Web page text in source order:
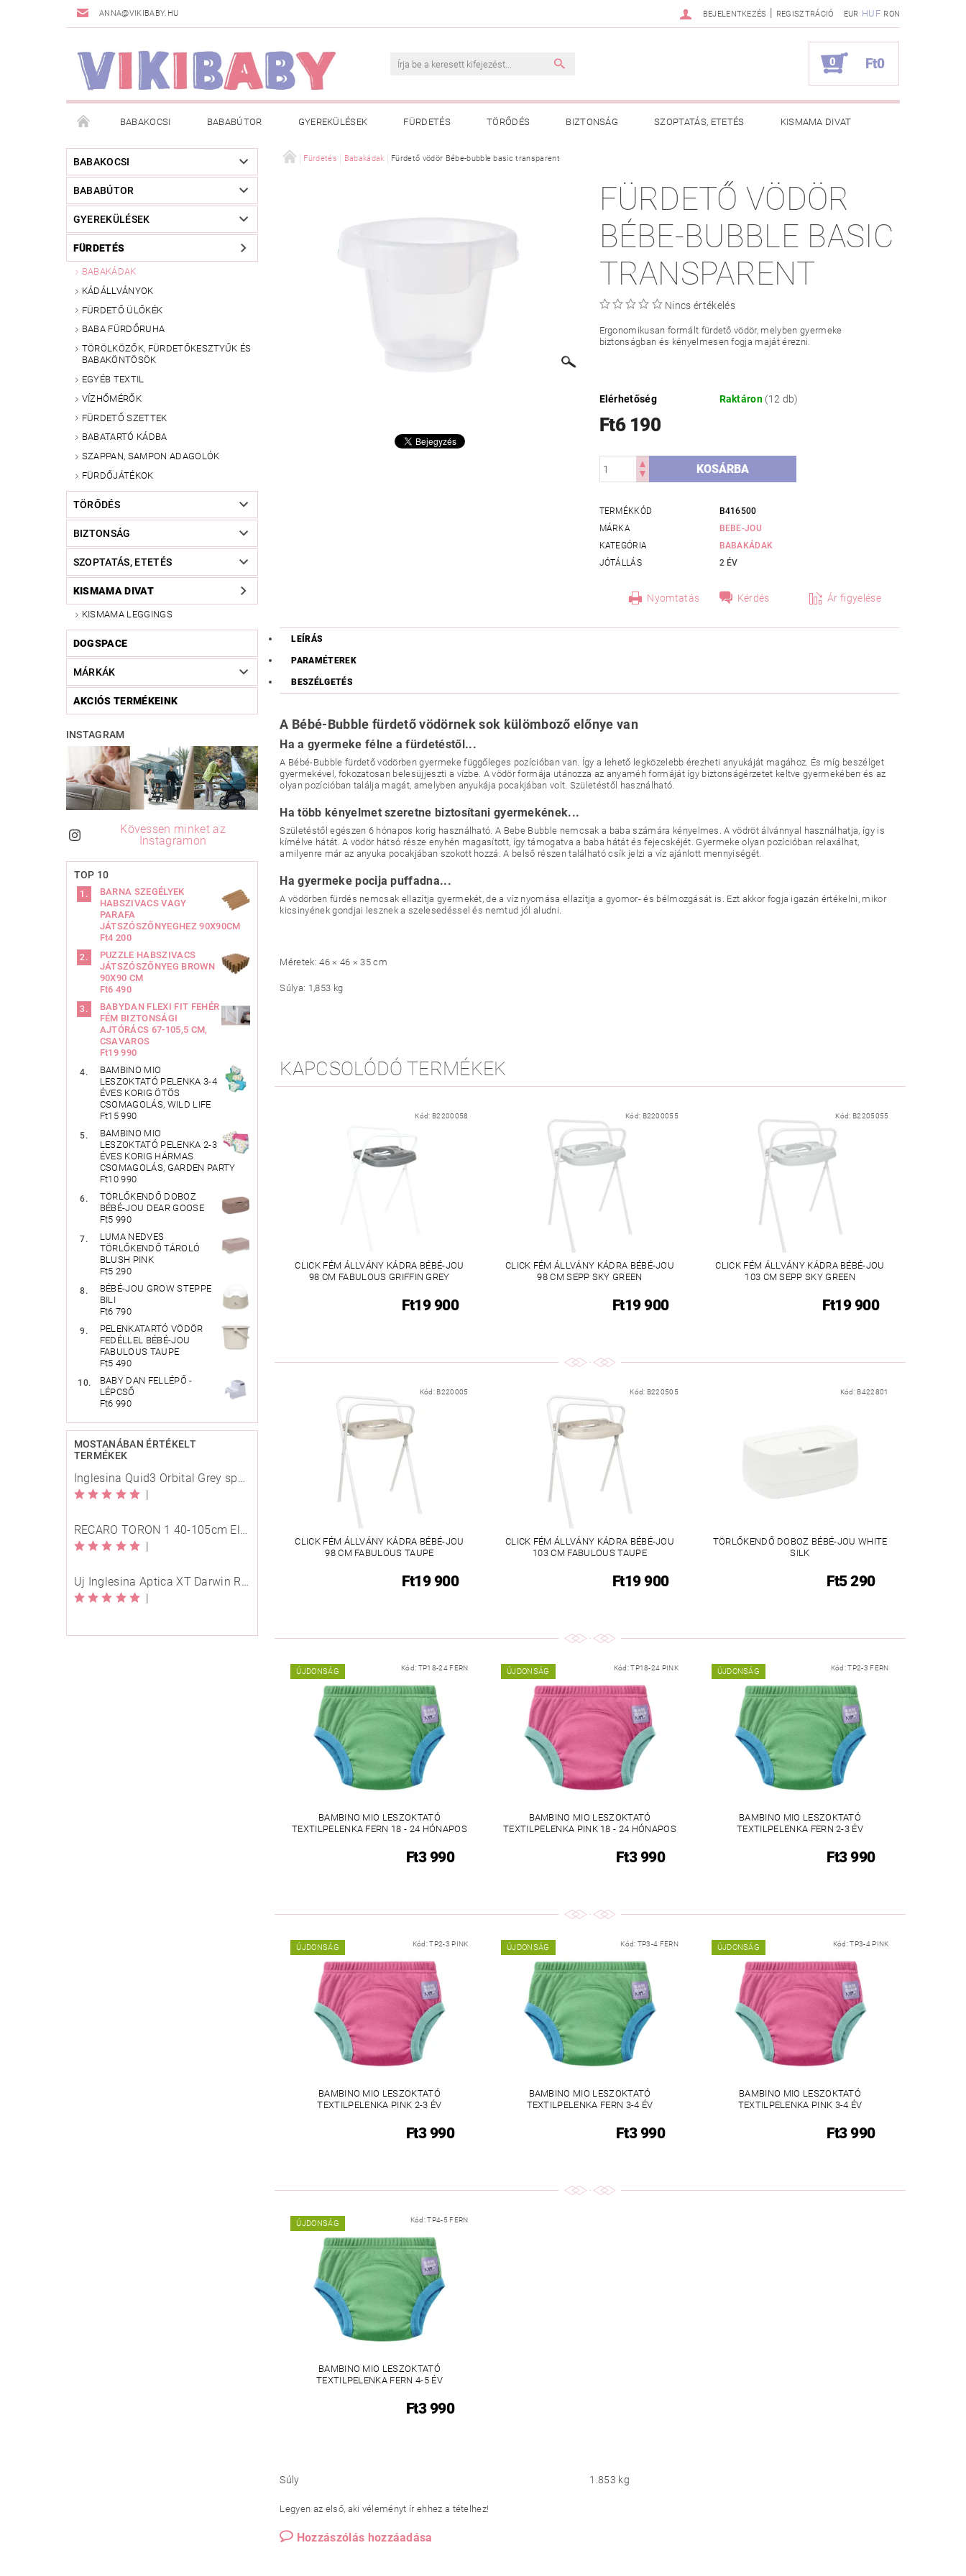
ANNA@VIKIBABY.HU EUR HUF RON
BEJELENTKEZÉS | REGISZTRÁCIÓ
0 Ft0
BABAKOCSI BABABÚTOR GYEREKÜLÉSEK FÜRDETÉS TÖRŐDÉS BIZTONSÁG SZOPTATÁS, ETETÉS KISMAMA DIVAT
DOGSPACE AKCIÓS TERMÉKEINK VÁSÁRLÁSI FELTÉTELEK ADATKEZELÉSI TÁJÉKOZTATÓ
TÖRZSVÁSÁRLÓI PROGRAM RÓLUNK HASZNOS TANÁCSOK RENDELÉSEM
BABAKOCSI
BABABÚTOR
GYEREKÜLÉSEK
FÜRDETÉS
BABAKÁDAK
KÁDÁLLVÁNYOK
FÜRDETŐ ÜLŐKÉK
BABA FÜRDŐRUHA
TÖRÖLKÖZŐK, FÜRDETŐKESZTYŰK ÉS
BABAKÖNTÖSÖK
EGYÉB TEXTIL
VÍZHŐMÉRŐK
FÜRDETŐ SZETTEK
BABATARTÓ KÁDBA
SZAPPAN, SAMPON ADAGOLÓK
FÜRDŐJÁTÉKOK
TÖRŐDÉS
BIZTONSÁG
SZOPTATÁS, ETETÉS
KISMAMA DIVAT
KISMAMA LEGGINGS
DOGSPACE
MÁRKÁK
AKCIÓS TERMÉKEINK
INSTAGRAM
Kövessen minket az
Instagramon
TOP 10
BARNA SZEGÉLYEK
HABSZIVACS VAGY
PARAFA
JÁTSZÓSZŐNYEGHEZ 90X90CM
Ft4 200
PUZZLE HABSZIVACS
JÁTSZÓSZŐNYEG BROWN
90X90 CM
Ft6 490
BABYDAN FLEXI FIT FEHÉR
FÉM BIZTONSÁGI
AJTÓRÁCS 67-105,5 CM,
CSAVAROS
Ft19 990
BAMBINO MIO
LESZOKTATÓ PELENKA 3-4
ÉVES KORIG ÖTÖS
CSOMAGOLÁS, WILD LIFE
Ft15 990
BAMBINO MIO
LESZOKTATÓ PELENKA 2-3
ÉVES KORIG HÁRMAS
CSOMAGOLÁS, GARDEN PARTY
Ft10 990
TÖRLŐKENDŐ DOBOZ
BÉBÉ-JOU DEAR GOOSE
Ft5 990
LUMA NEDVES
TÖRLŐKENDŐ TÁROLÓ
BLUSH PINK
Ft5 290
BÉBÉ-JOU GROW STEPPE
BILI
Ft6 790
PELENKATARTÓ VÖDÖR
FEDÉLLEL BÉBÉ-JOU
FABULOUS TAUPE
Ft5 490
BABY DAN FELLÉPŐ -
LÉPCSŐ
Ft6 990
MOSTANÁBAN ÉRTÉKELT
TERMÉKEK
Inglesina Quid3 Orbital Grey sport babakocsi
|
RECARO TORON 1 40-105cm Elegant Beige
|
Új Inglesina Aptica XT Darwin Recline Evo 4in1 Himalaya Blue multifunkciós babakocsi
|
Fürdetés Babakádak Fürdető vödör Bébe-bubble basic transparent
FÜRDETŐ VÖDÖR
BÉBE-BUBBLE BASIC
TRANSPARENT
Nincs értékelés
Ergonomikusan formált fürdető vödör, melyben gyermeke
biztonságban és kényelmesen fogja maját érezni.
Elérhetőség Raktáron (12 db)
Ft6 190
TERMÉKKÓD
B416500
MÁRKA
BEBE-JOU
KATEGÓRIA
BABAKÁDAK
JÓTÁLLÁS
2 ÉV
Nyomtatás Kérdés Ár figyelése
LEÍRÁS
PARAMÉTEREK
BESZÉLGETÉS
A Bébé-Bubble fürdető vödörnek sok külömboző előnye van
Ha a gyermeke félne a fürdetéstől...
A Bébé-Bubble fürdető vödörben gyermeke függőleges pozícióban van. Így a lehető legközelebb érezheti anyukáját magához. És míg beszélget
gyermekével, fokozatosan belesüjjeszti a vízbe. A vödör formája utánozza az anyaméh formáját így biztonságérzetet keltve gyermekében és az
olyan pozícióban találja magát, amelyben anyukája pocakjában volt. Születéstől használható.
Ha több kényelmet szeretne biztosítani gyermekének...
Születéstől egészen 6 hónapos korig használható. A Bebe Bubble nemcsak a baba számára kényelmes. A vödröt álvánnyal használhatja, így is
kímélve hátát. A vödör hátsó része enyhén magasított, így támogatva a baba hátát és fejecskéjét. Gyermeke olyan pozícióban relaxálhat,
amilyenre már az anyuka pocakjában szokott hozzá. A belső részen található csík jelzi a víz ajánlott mennyiségét.
Ha gyermeke pocija puffadna...
A vödörben fürdés nemcsak ellazítja gyermekét, de a víz nyomása ellazítja a gyomor- és bélmozgását is. Ezt akkor fogja igazán értékelni, mikor
kicsinyének gondjai lesznek a szelesedéssel és nemtud jól aludni.
Méretek: 46 × 46 × 35 cm
Súlya: 1,853 kg
KAPCSOLÓDÓ TERMÉKEK
Kód: B2200058
CLICK FÉM ÁLLVÁNY KÁDRA BÉBÉ-JOU
98 CM FABULOUS GRIFFIN GREY
Ft19 900
Kód: B2200055
CLICK FÉM ÁLLVÁNY KÁDRA BÉBÉ-JOU
98 CM SEPP SKY GREEN
Ft19 900
Kód: B2205055
CLICK FÉM ÁLLVÁNY KÁDRA BÉBÉ-JOU
103 CM SEPP SKY GREEN
Ft19 900
Kód: B220005
CLICK FÉM ÁLLVÁNY KÁDRA BÉBÉ-JOU
98 CM FABULOUS TAUPE
Ft19 900
Kód: B220505
CLICK FÉM ÁLLVÁNY KÁDRA BÉBÉ-JOU
103 CM FABULOUS TAUPE
Ft19 900
Kód: B422801
TÖRLŐKENDŐ DOBOZ BÉBÉ-JOU WHITE
SILK
Ft5 290
ÚJDONSÁG Kód: TP18-24 FERN
BAMBINO MIO LESZOKTATÓ
TEXTILPELENKA FERN 18 - 24 HÓNAPOS
Ft3 990
ÚJDONSÁG Kód:TP18-24 PINK
BAMBINO MIO LESZOKTATÓ
TEXTILPELENKA PINK 18 - 24 HÓNAPOS
Ft3 990
ÚJDONSÁG Kód:TP2-3 FERN
BAMBINO MIO LESZOKTATÓ
TEXTILPELENKA FERN 2-3 ÉV
Ft3 990
ÚJDONSÁG Kód:TP2-3 PINK
BAMBINO MIO LESZOKTATÓ
TEXTILPELENKA PINK 2-3 ÉV
Ft3 990
ÚJDONSÁG Kód: TP3-4 FERN
BAMBINO MIO LESZOKTATÓ
TEXTILPELENKA FERN 3-4 ÉV
Ft3 990
ÚJDONSÁG Kód:TP3-4 PINK
BAMBINO MIO LESZOKTATÓ
TEXTILPELENKA PINK 3-4 ÉV
Ft3 990
ÚJDONSÁG Kód:TP4-5 FERN
BAMBINO MIO LESZOKTATÓ
TEXTILPELENKA FERN 4-5 ÉV
Ft3 990
Súly 1.853 kg
Legyen az első, aki véleményt ír ehhez a tételhez!
Hozzászólás hozzáadása